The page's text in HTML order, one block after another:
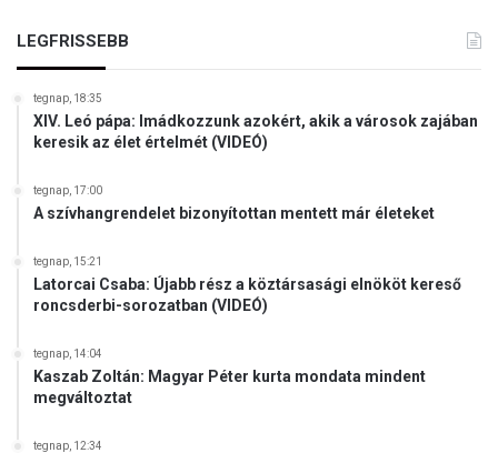
LEGFRISSEBB
tegnap, 18:35
XIV. Leó pápa: Imádkozzunk azokért, akik a városok zajában
keresik az élet értelmét (VIDEÓ)
tegnap, 17:00
A szívhangrendelet bizonyítottan mentett már életeket
tegnap, 15:21
Latorcai Csaba: Újabb rész a köztársasági elnököt kereső
roncsderbi-sorozatban (VIDEÓ)
tegnap, 14:04
Kaszab Zoltán: Magyar Péter kurta mondata mindent
megváltoztat
tegnap, 12:34